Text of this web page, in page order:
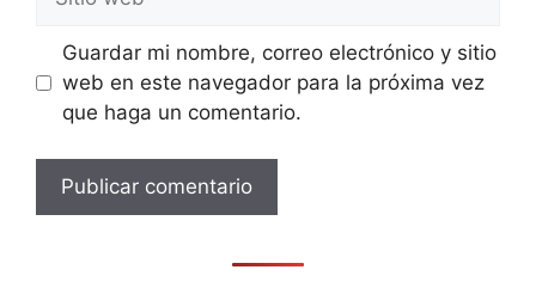
web
Guardar mi nombre, correo electrónico y sitio
web en este navegador para la próxima vez
que haga un comentario.